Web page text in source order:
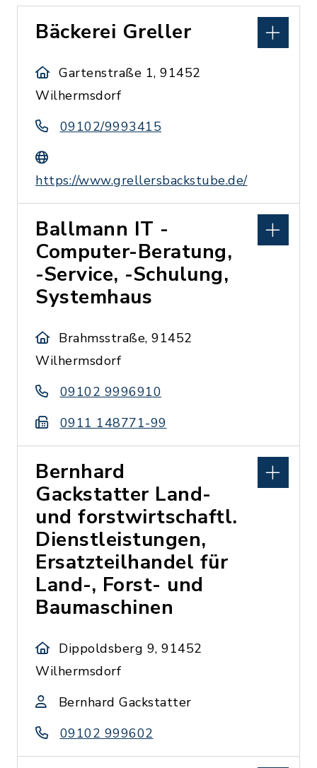
Bäckerei Greller
Gartenstraße 1, 91452
Wilhermsdorf
09102/9993415
https://www.grellersbackstube.de/
Ballmann IT -
Computer-Beratung,
-Service, -Schulung,
Systemhaus
Brahmsstraße, 91452
Wilhermsdorf
09102 9996910
0911 148771-99
Bernhard
Gackstatter Land-
und forstwirtschaftl.
Dienstleistungen,
Ersatzteilhandel für
Land-, Forst- und
Baumaschinen
Dippoldsberg 9, 91452
Wilhermsdorf
Bernhard Gackstatter
09102 999602